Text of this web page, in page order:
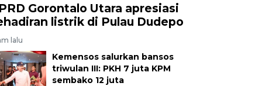
Gorontalo Utara apresiasi
listrik di Pulau Dudepo
lalu
Kemensos salurkan bansos
triwulan III: PKH 7 juta KPM
sembako 12 juta